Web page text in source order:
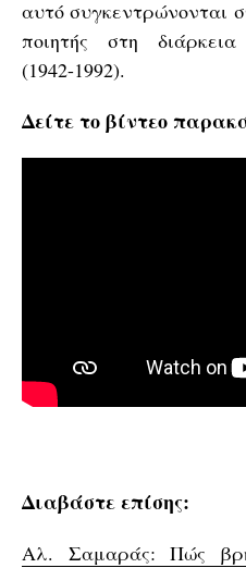
αυτό συγκεντρώνονται
ποιητής στη
(1942-1992).
Δείτε το βίντεο
Διαβάστε επίσης:
Αλ. Σαμαράς: Πώς